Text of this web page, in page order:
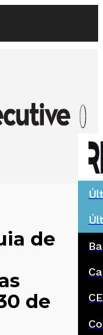
de
de